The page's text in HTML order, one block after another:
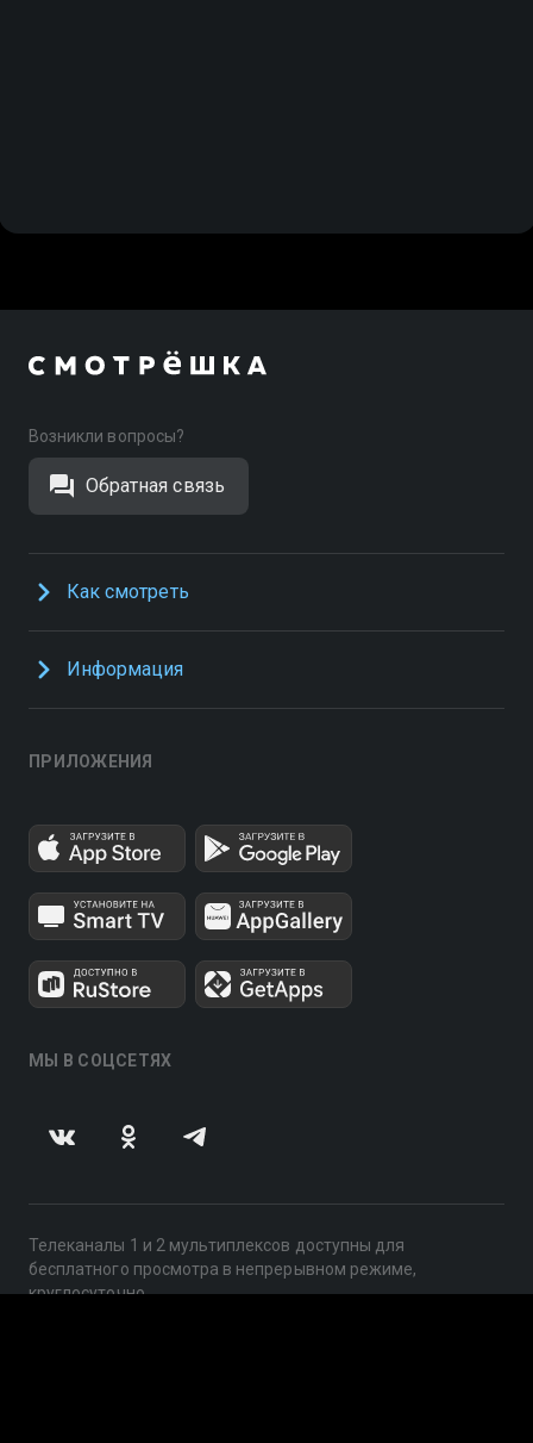
Возникли вопросы?
Обратная связь
Как смотреть
Информация
ПРИЛОЖЕНИЯ
МЫ В СОЦСЕТЯХ
Телеканалы 1 и 2 мультиплексов доступны для
бесплатного просмотра в непрерывном режиме,
круглосуточно.